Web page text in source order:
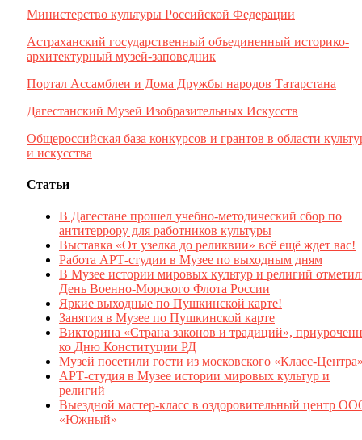
Министерство культуры Российской Федерации
Астраханский государственный объединенный историко-
архитектурный музей-заповедник
Портал Ассамблеи и Дома Дружбы народов Татарстана
Дагестанский Музей Изобразительных Искусств
Общероссийская база конкурсов и грантов в области
и искусства
Статьи
В Дагестане прошел учебно-методический сбор по
антитеррору для работников культуры
Выставка «От узелка до реликвии» всё ещё ждет вас!
Работа АРТ-студии в Музее по выходным дням
В Музее истории мировых культур и религий
День Военно-Морского Флота России
Яркие выходные по Пушкинской карте!
Занятия в Музее по Пушкинской карте
Викторина «Страна законов и традиций»,
ко Дню Конституции РД
Музей посетили гости из московского «Класс-
АРТ-студия в Музее истории мировых культур и
религий
Выездной мастер-класс в оздоровительный центр
«Южный»